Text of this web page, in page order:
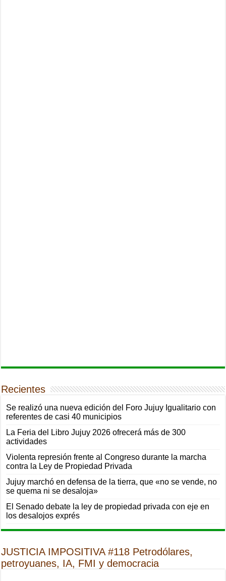
Recientes
Se realizó una nueva edición del Foro Jujuy Igualitario con
referentes de casi 40 municipios
La Feria del Libro Jujuy 2026 ofrecerá más de 300
actividades
Violenta represión frente al Congreso durante la marcha
contra la Ley de Propiedad Privada
Jujuy marchó en defensa de la tierra, que «no se vende, no
se quema ni se desaloja»
El Senado debate la ley de propiedad privada con eje en
los desalojos exprés
JUSTICIA IMPOSITIVA #118 Petrodólares,
petroyuanes, IA, FMI y democracia